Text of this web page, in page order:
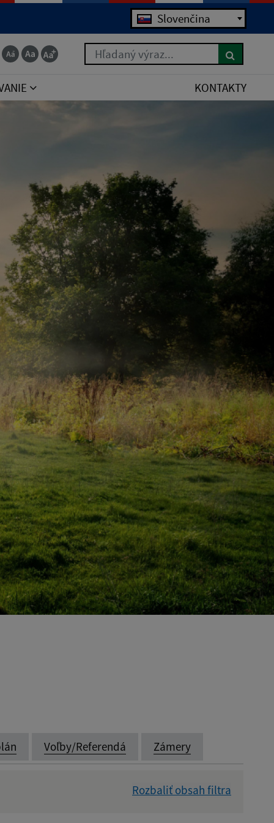
Jazyk Slovenčina
Hľadaný výraz...
KONTAKTY
Voľby/Referendá Zámery
Rozbaliť obsah filtra